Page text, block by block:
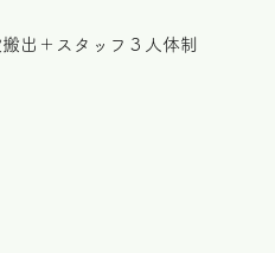
出＋スタッフ３人体制